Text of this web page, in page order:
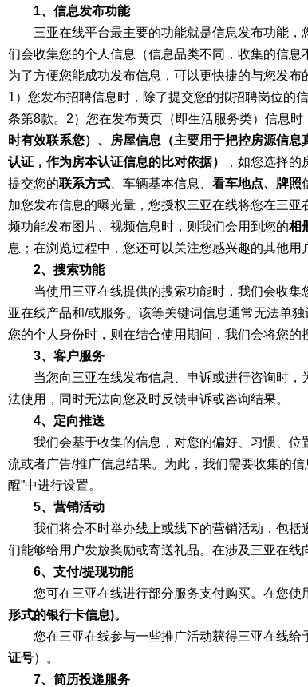
1、信息发布功能
三亚在线平台最主要的功能就是信息发布功能
们会收集您的个人信息（信息品类不同，收集的信息
为了方便您能成功发布信息，可以更快捷的与您发布
1）您发布招聘信息时，除了提交您的拟招聘岗位的
条第8款。2）您在发布黄页（即生活服务类）信息时
时有效联系您）、房屋信息（主要用于把控房源信息
认证，作为房本认证信息的比对依据）
，如您选择
提交您的联系方式 、车辆基本信息、 看车地点、牌照
加您发布信息的曝光量，您授权三亚在线将您在三亚
频功能发布图片、视频信息时，则我们会用到您的相
息；在浏览过程中，您还可以关注您感兴趣的其他
2、搜索功能
当使用三亚在线提供的搜索功能时，我们会收
亚在线产品和/或服务。该等关键词信息通常无法单
您的个人身份时，则在结合使用期间，我们会将您
3、客户服务
当您向三亚在线发布信息、申诉或进行咨询时
法使用，同时无法向您及时反馈申诉或咨询结果。
4、定向推送
我们会基于收集的信息，对您的偏好、习惯、
流或者广告/推广信息结果。为此，我们需要收集的信
醒”中进行设置。
5、营销活动
我们将会不时举办线上或线下的营销活动，包
们能够给用户发放奖励或寄送礼品。在涉及三亚在
6、支付/提现功能
您可在三亚在线进行部分服务支付购买。在您
形式的银行卡信息)。
您在三亚在线参与一些推广活动获得三亚在线
证号）。
7、简历投递服务